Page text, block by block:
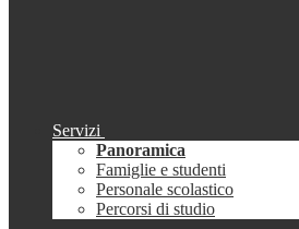
Servizi
Panoramica
Famiglie e studenti
Personale scolastico
Percorsi di studio